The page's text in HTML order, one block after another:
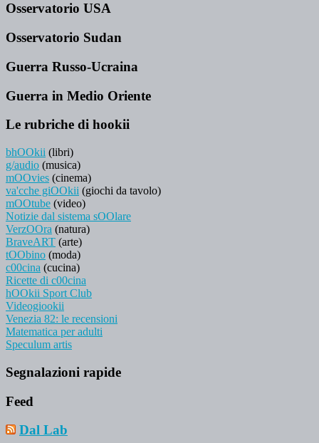
Osservatorio USA
Osservatorio Sudan
Guerra Russo-Ucraina
Guerra in Medio Oriente
Le rubriche di hookii
bhOOkii (libri)
g/audio (musica)
mOOvies (cinema)
va'cche giOOkii (giochi da tavolo)
mOOtube (video)
Notizie dal sistema sOOlare
VerzOOra (natura)
BraveART (arte)
tOObino (moda)
c00cina (cucina)
Ricette di c00cina
hOOkii Sport Club
Videogiookii
Venezia 82: le recensioni
Matematica per adulti
Speculum artis
Segnalazioni rapide
Feed
Dal Lab